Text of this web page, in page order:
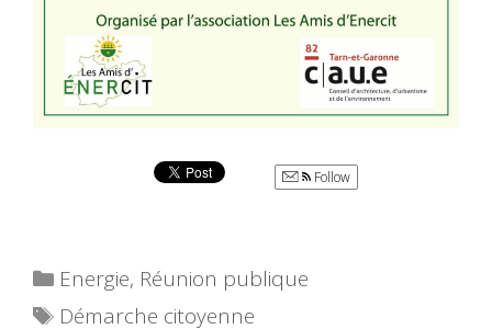
Follow
Catégories
Energie, Réunion publique
Étiquettes
Démarche citoyenne